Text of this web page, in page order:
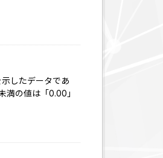
したデータであ
満の値は「0.00」